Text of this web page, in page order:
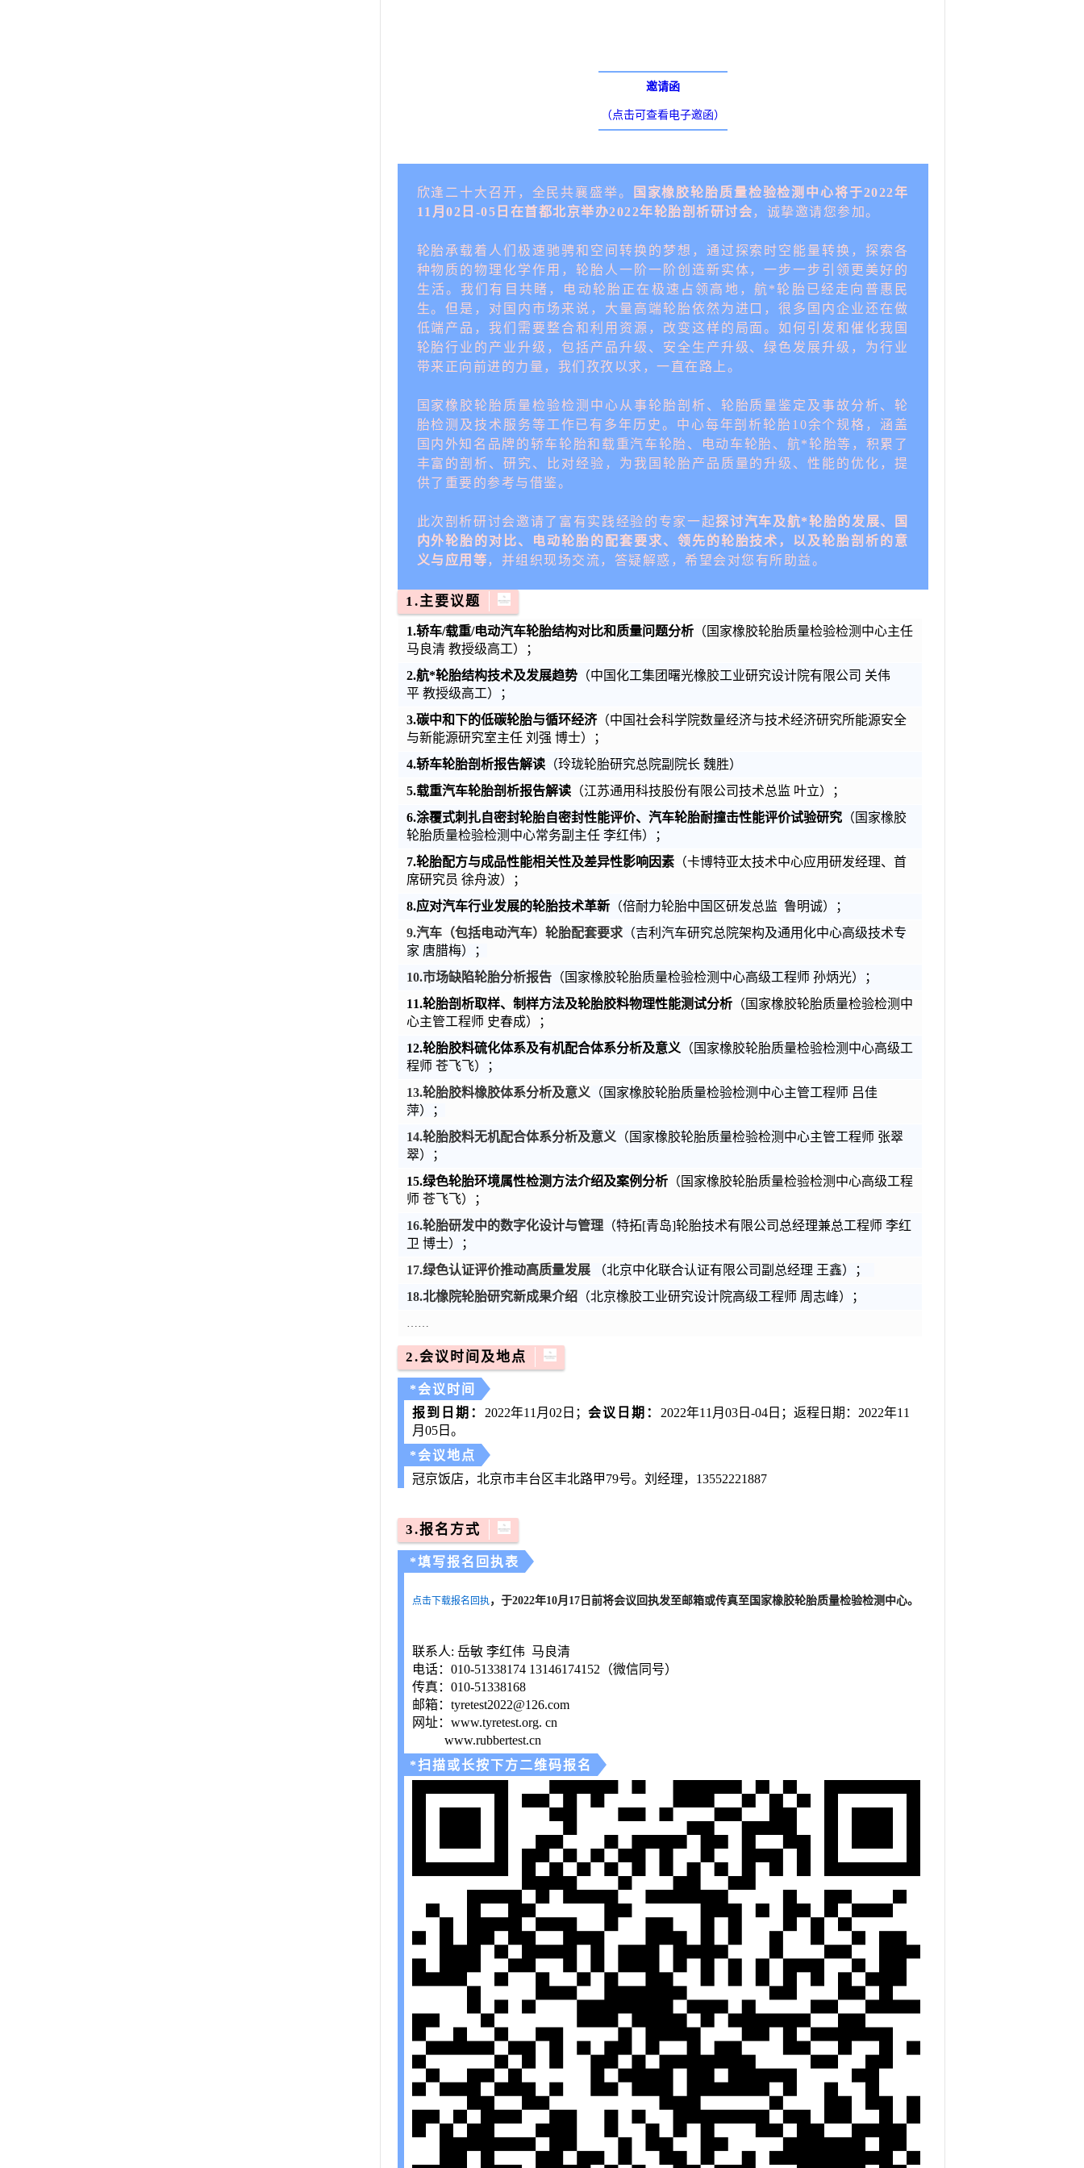
邀请函
（点击可查看电子邀函）
欣逢二十大召开，全民共襄盛举。
国家橡胶轮胎质量检验检测中心将于2022年
11月02 日 -05 日在首都北京举办2022年轮胎剖析研讨会 ，诚挚邀请您参加。
轮胎承载着人们极速驰骋和空间转换的梦想，通过探索时空能量转换，探索各
种物质的物理化学作用，轮胎人一阶一阶创造新实体，一步一步引领更美好的
生活。我们有目共睹，电动轮胎正在极速占领高地，航*轮胎已经走向普惠民
生。但是，对国内市场来说，大量高端轮胎依然为进口，很多国内企业还在做
低端产品，我们需要整合和利用资源，改变这样的局面。如何引发和催化我国
轮胎行业的产业升级，包括产品升级、安全生产升级、绿色发展升级，为行业
带来正向前进的力量，我们孜孜以求，一直在路上。
国家橡胶轮胎质量检验检测中心从事轮胎剖析、轮胎质量鉴定及事故分析、轮
胎检测及技术服务等工作已有多年历史。中心每年剖析轮胎10余个规格，涵盖
国内外知名品牌的轿车轮胎和载重汽车轮胎、电动车轮胎、航*轮胎等，积累了
丰富的剖析、研究、比对经验，为我国轮胎产品质量的升级、性能的优化，提
供了重要的参考与借鉴。
此次剖析研讨会邀请了富有实践经验的专家一起探讨汽车及航*轮胎的发展、国
内外轮胎的对比、电动轮胎的配套要求、领先的轮胎技术，以及轮胎剖析的意
义与应用等 ，并组织现场交流，答疑解惑，希望会对您有所助益。
1.主要议题
1.轿车/载重/电动汽车轮胎结构对比和质量问题分析（国家橡胶轮胎质量检验检测中心主任
马良清 教授级高工）；
2.航*轮胎结构技术及发展趋势（中国化工集团曙光橡胶工业研究设计院有限公司 关伟
平 教授级高工）；
3.碳中和下的低碳轮胎与循环经济（中国社会科学院数量经济与技术经济研究所能源安全
与新能源研究室主任刘强 博士）；
4.轿车轮胎剖析报告解读（玲珑轮胎研究总院副院长 魏胜）
5.载重汽车轮胎剖析报告解读（江苏通用科技股份有限公司技术总监叶立）；
6.涂覆式刺扎自密封轮胎自密封性能评价、汽车轮胎耐撞击性能评价试验研究（国家橡胶
轮胎质量检验检测中心常务副主任 李红伟）；
7.轮胎配方与成品性能相关性及差异性影响因素（卡博特亚太技术中心应用研发经理、首
席研究员 徐舟波）；
8.应对汽车行业发展的轮胎技术革新（倍耐力轮胎中国区研发总监 鲁明诚）；
9.汽车（包括电动汽车） 轮胎配套要求（吉利汽车研究总院架构及通用化中心高级技术专
家 唐腊梅）；
10.市场缺陷轮胎分析报告（国家橡胶轮胎质量检验检测中心高级工程师 孙炳光）；
11.轮胎剖析取样、制样方法及轮胎胶料物理性能测试分析（国家橡胶轮胎质量检验检测中
心主管工程师 史春成）；
12.轮胎胶料硫化体系及有机配合体系分析及意义 （国家橡胶轮胎质量检验检测中心高级工
程师 苍飞飞）；
13.轮胎胶料橡胶体系分析及意义 （国家橡胶轮胎质量检验检测中心主管工程师 吕佳
萍）；
14.轮胎胶料无机配合体系分析及意义 （国家橡胶轮胎质量检验检测中心主管工程师 张翠
翠）；
15.绿色轮胎环境属性检测方法介绍及案例分析（国家橡胶轮胎质量检验检测中心高级工程
师 苍飞飞）；
16.轮胎研发中的数字化设计与管理（特拓[青岛]轮胎技术有限公司总经理兼总工程师 李红
卫 博士）；
17.绿色认证评价推动高质量发展
（北京中化联合认证有限公司副总经理 王鑫）；
18.北橡院轮胎研究新成果介绍（北京橡胶工业研究设计院高级工程师 周志峰）；
……
2.会议时间及地点
*会议时间
报到日期 ： 2022年11月02 日； 会议日期： 2022年11月03日 -04日； 返程日期： 2022年11
月 05日。
*会议地点
冠京饭店，北京市丰台区丰北路甲79号。刘经理，13552221887
3.报名方式
*填写报名回执表
点击下载报名回执， 于2022年10月 17日前将会议回执发至邮箱或传真至国家橡胶轮胎质量检验检测中心。
联系人: 岳敏 李红伟 马良清
电话： 010-51338174 13146174152（微信同号）
传真：010-51338168
邮箱： tyretest2022@126.com
网址： www.tyretest.org. cn
www.rubbertest.cn
*扫描或长按下方二维码报名